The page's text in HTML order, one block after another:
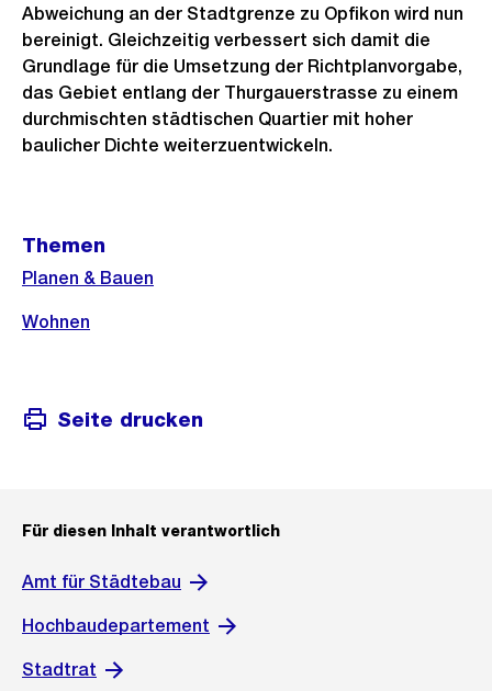
Abweichung an der Stadtgrenze zu Opfikon wird nun
bereinigt. Gleichzeitig verbessert sich damit die
Grundlage für die Umsetzung der Richtplanvorgabe,
das Gebiet entlang der Thurgauerstrasse zu einem
durchmischten städtischen Quartier mit hoher
baulicher Dichte weiterzuentwickeln.
Informationen
Themen
Planen & Bauen
Wohnen
Seite drucken
Für diesen Inhalt verantwortlich
Amt für Städtebau
Hochbaudepartement
Stadtrat